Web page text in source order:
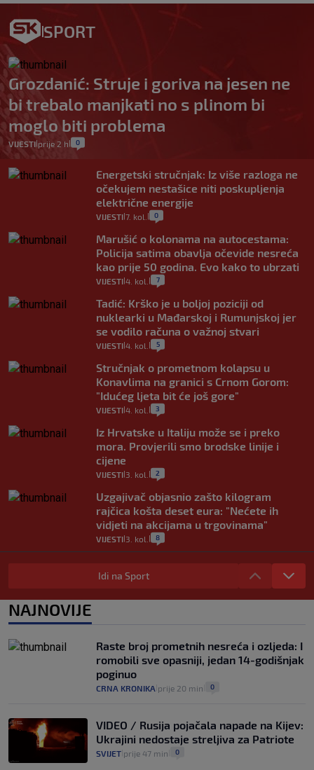
SPORT
Grozdanić: Struje i goriva na jesen ne
bi trebalo manjkati no s plinom bi
moglo biti problema
VIJESTI| prije 2 h 0
Energetski stručnjak: Iz više razloga ne
očekujem nestašice niti poskupljenja
električne energije
VIJESTI 7. kol. 0
Marušić o kolonama na autocestama:
Policija satima obavlja očevide nesreća
kao prije 50 godina. Evo kako to ubrzati
VIJESTI 4. kol. 7
Tadić: Krško je u boljoj poziciji od
nuklearki u Mađarskoj i Rumunjskoj jer
se vodilo računa o važnoj stvari
VIJESTI 4. kol. 5
Stručnjak o prometnom kolapsu u
Konavlima na granici s Crnom Gorom:
"Idućeg ljeta bit će još gore"
VIJESTI 4. kol. 3
Iz Hrvatske u Italiju može se i preko
mora. Provjerili smo brodske linije i
cijene
VIJESTI 3. kol. 2
Uzgajivač objasnio zašto kilogram
rajčica košta deset eura: "Nećete ih
vidjeti na akcijama u trgovinama"
VIJESTI 3. kol. 8
Selidba je jedno od stresnijih iskustava.
Evo aktualnih cijena i nekoliko savjeta
0
automobilom na Hvar iz Zagreba, a
koliko iz Osijeka
14
Idi na Sport
NAJNOVIJE
Raste broj prometnih nesreća i ozljeda: I
romobili sve opasniji, jedan 14-godišnjak
poginuo
CRNA KRONIKA prije 20 min 0
VIDEO / Rusija pojačala napade na Kijev:
Ukrajini nedostaje streljiva za Patriote
SVIJET prije 47 min 0